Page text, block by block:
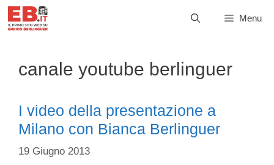
Vai
Menu
canale youtube berlinguer
I video della presentazione a
Milano con Bianca Berlinguer
19 Giugno 2013